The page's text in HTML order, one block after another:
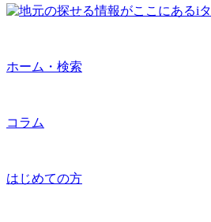
ホーム・検索
コラム
はじめての方